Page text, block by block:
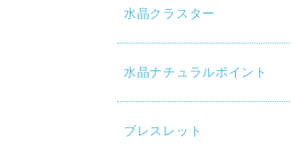
水晶クラスター
水晶ナチュラルポイント
ブレスレット